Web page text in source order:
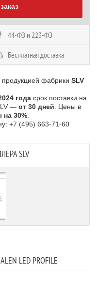
44-ФЗ и 223-ФЗ
Бесплатная доставка
продукцией фабрики SLV
годасрок поставки на
— от 30 дней . Цены в
на 30%
+7 (495) 663-71-60
SLV
LED PROFILE